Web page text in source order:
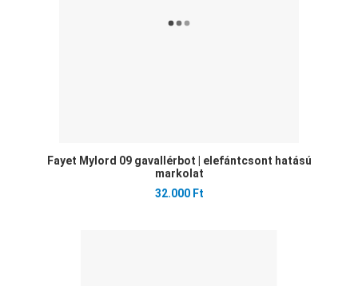
Fayet Mylord 09 gavallérbot | elefántcsont hatású
markolat
32.000 Ft